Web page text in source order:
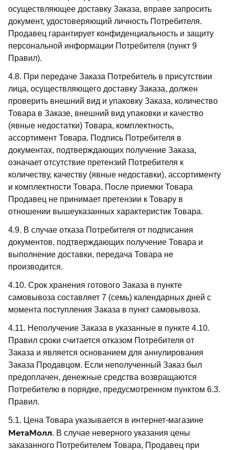
осуществляющее доставку Заказа, вправе запросить
документ, удостоверяющий личность Потребителя.
Продавец гарантирует конфиденциальность и защиту
персональной информации Потребителя (пункт 9
Правил).
4.8. При передаче Заказа Потребитель в присутствии
лица, осуществляющего доставку Заказа, должен
проверить внешний вид и упаковку Заказа, количество
Товара в Заказе, внешний вид упаковки и качество
(явные недостатки) Товара, комплектность,
ассортимент Товара. Подпись Потребителя в
документах, подтверждающих получение Заказа,
означает отсутствие претензий Потребителя к
количеству, качеству (явные недоставки), ассортименту
и комплектности Товара. После приемки Товара
Продавец не принимает претензии к Товару в
отношении вышеуказанных характеристик Товара.
4.9. В случае отказа Потребителя от подписания
документов, подтверждающих получение Товара и
выполнение доставки, передача Товара не
производится.
4.10. Срок хранения готового Заказа в пункте
самовывоза составляет 7 (семь) календарных дней с
момента поступления Заказа в пункт самовывоза.
4.11. Неполучение Заказа в указанные в пункте 4.10.
Правил сроки считается отказом Потребителя от
Заказа и является основанием для аннулирования
Заказа Продавцом. Если неполученный Заказ был
предоплачен, денежные средства возвращаются
Потребителю в порядке, предусмотренном пунктом 6.3.
Правил.
5.1. Цена Товара указывается в интернет-магазине
МетаМолл. В случае неверного указания цены
заказанного Потребителем Товара, Продавец при